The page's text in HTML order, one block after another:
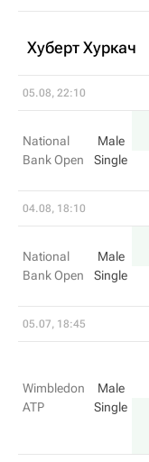
Хуберт Хуркач
05.08, 22:10
National
Bank Open
Male
Single
04.08, 18:10
National
Bank Open
Male
Single
05.07, 18:45
Wimbledon
ATP
Male
Single